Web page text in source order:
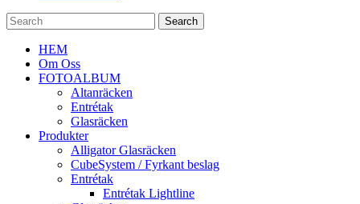
HEM
Om Oss
FOTOALBUM
Altanräcken
Entrétak
Glasräcken
Produkter
Alligator Glasräcken
CubeSystem / Fyrkant beslag
Entrétak
Entrétak Lightline